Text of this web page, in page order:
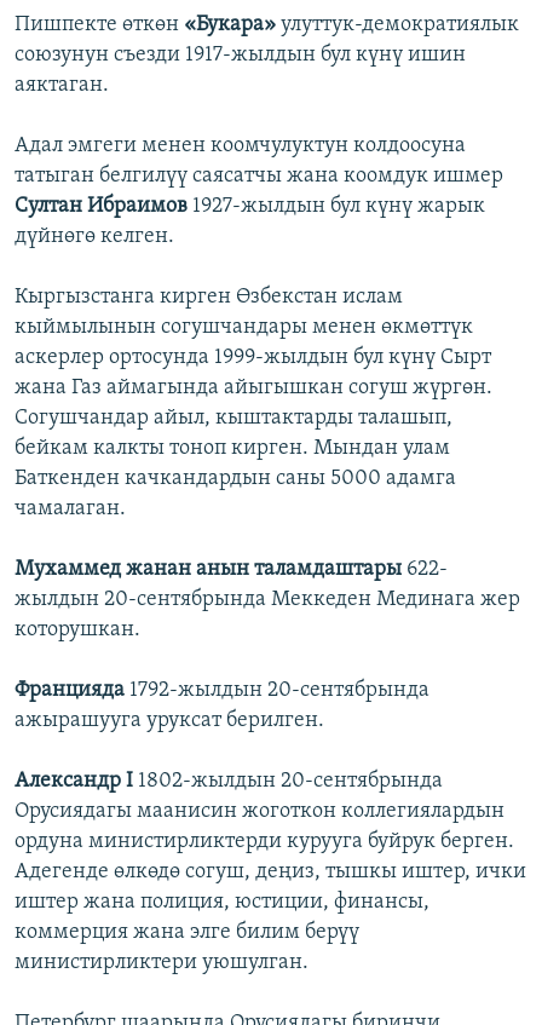
Пишпекте өткөн «Букара» улуттук-демократиялык
союзунун съезди 1917-жылдын бул күнү ишин
аяктаган.
Адал эмгеги менен коомчулуктун колдоосуна
татыган белгилүү саясатчы жана коомдук ишмер
Султан Ибраимов 1927-жылдын бул күнү жарык
дүйнөгө келген.
Кыргызстанга кирген Өзбекстан ислам
кыймылынын согушчандары менен өкмөттүк
аскерлер ортосунда 1999-жылдын бул күнү Сырт
жана Газ аймагында айыгышкан согуш жүргөн.
Согушчандар айыл, кыштактарды талашып,
бейкам калкты тоноп кирген. Мындан улам
Баткенден качкандардын саны 5000 адамга
чамалаган.
Мухаммед жанан анын таламдаштары 622-
жылдын 20-сентябрында Меккеден Мединага жер
которушкан.
Францияда 1792-жылдын 20-сентябрында
ажырашууга уруксат берилген.
Александр I 1802-жылдын 20-сентябрында
Орусиядагы маанисин жоготкон коллегиялардын
ордуна министирликтерди курууга буйрук берген.
Адегенде өлкөдө согуш, деңиз, тышкы иштер, ички
иштер жана полиция, юстиции, финансы,
коммерция жана элге билим берүү
министирликтери уюшулган.